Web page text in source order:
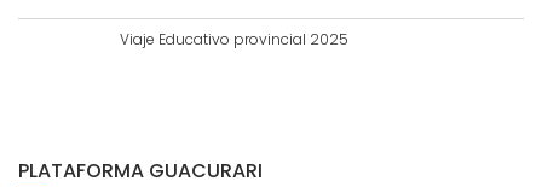
Viaje Educativo provincial 2025
PLATAFORMA GUACURARI